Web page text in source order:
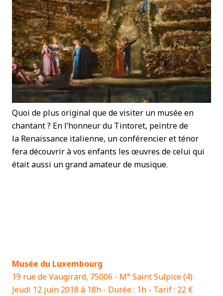
Quoi de plus original que de visiter un musée en
chantant ? En l’honneur du Tintoret, peintre de
la Renaissance italienne, un conférencier et ténor
fera découvrir à vos enfants les œuvres de celui qui
était aussi un grand amateur de musique.
Musée du Luxembourg
19 rue de Vaugirard, 75006 - M° Saint Sulpice (4)
Jeudi 12 juin 2018 à 18h - Durée : 1h - Tarif : 22 €